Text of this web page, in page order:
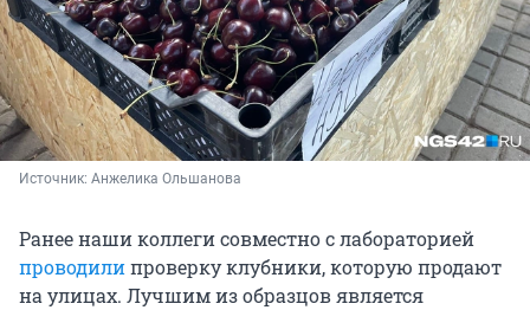
Источник: Анжелика Ольшанова
Ранее наши коллеги совместно с лабораторией
проводилипроверку клубники, которую продают
на улицах. Лучшим из образцов является